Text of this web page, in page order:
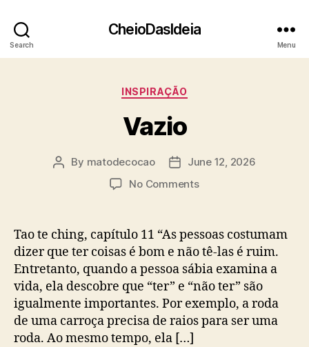
Search
CheioDasIdeia
Menu
Categories
INSPIRAÇÃO
Vazio
Post
By matodecocao
PostJune 12, 2026
No Commentson
Tao te ching, capítulo 11 “As pessoas costumam
dizer que ter coisas é bom e não tê-las é ruim.
Entretanto, quando a pessoa sábia examina a
vida, ela descobre que “ter” e “não ter” são
igualmente importantes. Por exemplo, a roda
de uma carroça precisa de raios para ser uma
roda. Ao mesmo tempo, ela […]